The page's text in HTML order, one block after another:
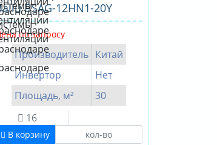
BSAG-12HN1-20Y
по запросу
Производитель Китай
Инвертор
Нет
Площадь, м²
30
16
В корзину